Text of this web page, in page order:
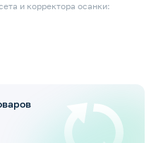
и корректора осанки: